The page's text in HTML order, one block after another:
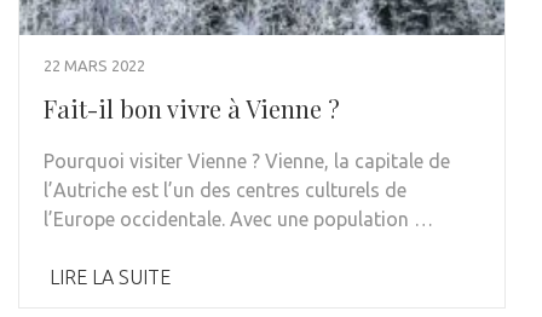
22 MARS 2022
Fait-il bon vivre à Vienne ?
Pourquoi visiter Vienne ? Vienne, la capitale de
l’Autriche est l’un des centres culturels de
l’Europe occidentale. Avec une population …
LIRE LA SUITE